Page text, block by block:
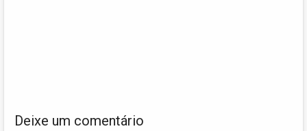
Deixe um comentário